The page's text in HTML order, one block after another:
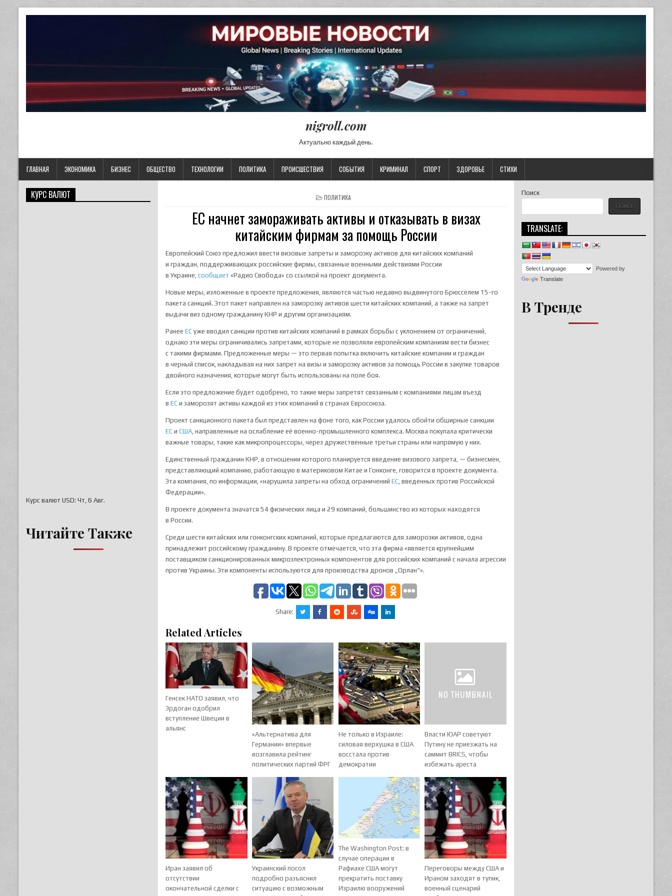
nigroll.com
Актуально каждый день.
ГЛАВНАЯ ЭКОНОМИКА БИЗНЕС ОБЩЕСТВО ТЕХНОЛОГИИ ПОЛИТИКА ПРОИСШЕСТВИЯ СОБЫТИЯ КРИМИНАЛ СПОРТ ЗДОРОВЬЕ СТИХИ
POSTED IN
ПОЛИТИКА
ЕС начнет замораживать активы и отказывать в визах
китайским фирмам за помощь России
Европейский Союз предложил ввести визовые запреты и заморозку активов для китайских компаний
и граждан, поддерживающих российские фирмы, связанные военными действиями России
в Украине,сообщает «Радио Свобода» со ссылкой на проект документа.
Новые меры, изложенные в проекте предложения, являются частью недавно выдвинутого Брюсселем 15-го
пакета санкций. Этот пакет направлен на заморозку активов шести китайских компаний, а также на запрет
выдачи виз одному гражданину КНР и другим организациям.
РанееЕС уже вводил санкции против китайских компаний в рамках борьбы с уклонением от ограничений,
однако эти меры ограничивались запретами, которые не позволяли европейским компаниям вести бизнес
с такими фирмами. Предложенные меры — это первая попытка включить китайские компании и граждан
в черный список, накладывая на них запрет на визы и заморозку активов за помощь России в закупке товаров
двойного назначения, которые могут быть использованы на поле боя.
Если это предложение будет одобрено, то такие меры запретят связанным с компаниями лицам въезд
вЕС и заморозят активы каждой из этих компаний в странах Евросоюза.
Проект санкционного пакета был представлен на фоне того, как России удалось обойти обширные санкции
ЕС иСША, направленные на ослабление её военно-промышленного комплекса. Москва покупала критически
важные товары, такие как микропроцессоры, через дружественные третьи страны или напрямую у них.
Единственный гражданин КНР, в отношении которого планируется введение визового запрета, — бизнесмен,
представляющий компанию, работающую в материковом Китае и Гонконге, говорится в проекте документа.
Эта компания, по информации, «нарушила запреты на обход ограниченийЕС, введенных против Российской
Федерации».
В проекте документа значатся 54 физических лица и 29 компаний, большинство из которых находятся
в России.
Среди шести китайских или гонконгских компаний, которые предлагаются для заморозки активов, одна
принадлежит российскому гражданину. В проекте отмечается, что эта фирма «является крупнейшим
поставщиком санкционированных микроэлектронных компонентов для российских компаний с начала агрессии
против Украины. Эти компоненты используются для производства дронов „Орлан“».
Share:
Related Articles
Генсек НАТО заявил, что
Эрдоган одобрил
вступление Швеции в
альянс
«Альтернатива для
Германии» впервые
возглавила рейтинг
политических партий ФРГ
Не только в Израиле:
силовая верхушка в США
восстала против
демократии
Власти ЮАР советуют
Путину не приезжать на
саммит BRICS, чтобы
избежать ареста
Иран заявил об
отсутствии
окончательной сделки с
Украинский посол
подробно разъяснил
ситуацию с возможным
The Washington Post: в
случае операции в
Рафиахе США могут
прекратить поставку
Израилю вооружений
Переговоры между США и
Ираном заходят в тупик,
военный сценарий
Поиск
Поиск
TRANSLATE:
Powered by
Translate
В Тренде
КУРС ВАЛЮТ
Курс валют USD: Чт, 6 Авг.
Читайте Также